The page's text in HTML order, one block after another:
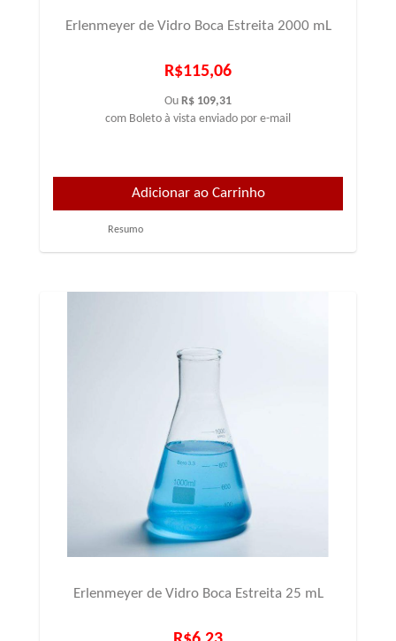
Erlenmeyer de Vidro Boca Estreita 2000 mL
R$115,06
Ou R$ 109,31
com Boleto à vista enviado por e-mail
Resumo
Erlenmeyer de Vidro Boca Estreita 25 mL